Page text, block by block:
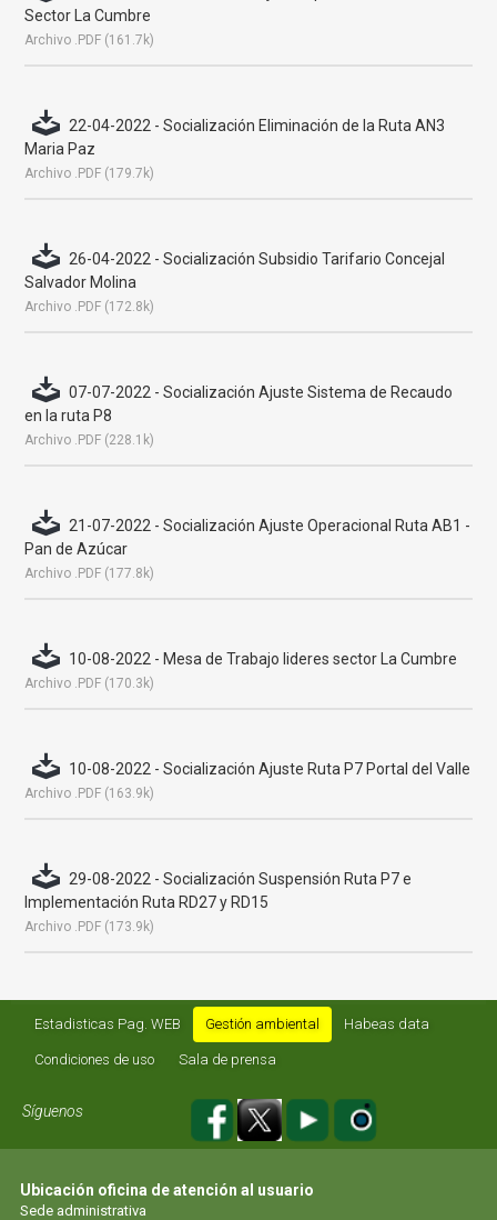
Sector La Cumbre
Archivo .PDF (161.7k)
22-04-2022 - Socialización Eliminación de la Ruta AN3
Maria Paz
Archivo .PDF (179.7k)
26-04-2022 - Socialización Subsidio Tarifario Concejal
Salvador Molina
Archivo .PDF (172.8k)
07-07-2022 - Socialización Ajuste Sistema de Recaudo
en la ruta P8
Archivo .PDF (228.1k)
21-07-2022 - Socialización Ajuste Operacional Ruta AB1 -
Pan de Azúcar
Archivo .PDF (177.8k)
10-08-2022 - Mesa de Trabajo lideres sector La Cumbre
Archivo .PDF (170.3k)
10-08-2022 - Socialización Ajuste Ruta P7 Portal del Valle
Archivo .PDF (163.9k)
29-08-2022 - Socialización Suspensión Ruta P7 e
Implementación Ruta RD27 y RD15
Archivo .PDF (173.9k)
Estadisticas Pag. WEB Gestión ambiental Habeas data
Condiciones de uso Sala de prensa
Síguenos
Ubicación oficina de atención al usuario
Sede administrativa